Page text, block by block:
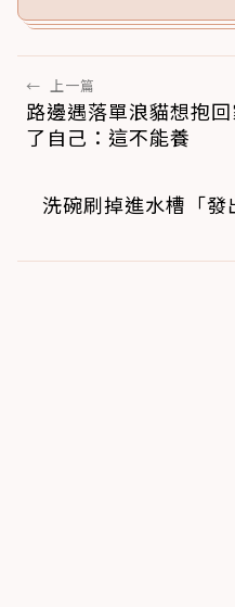
← 上一篇
路邊遇落單浪貓想抱
了自己：這不能養
洗碗刷掉進水槽「